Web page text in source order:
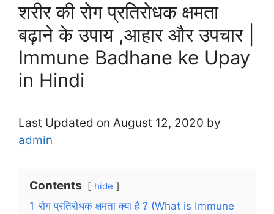
शरीर की रोग प्रतिरोधक क्षमता
बढ़ाने के उपाय ,आहार और उपचार |
Immune Badhane ke Upay
in Hindi
Last Updated on August 12, 2020 by
admin
Contents hide
1 रोग प्रतिरोधक क्षमता क्या है ? (What is Immune